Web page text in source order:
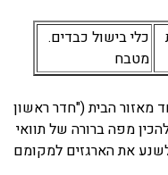
כלי בישול כבדים.
מטבח
מאזור הבית ("חדר ראשון
מפה ברורה של תוואי
את הארגזים למקומם